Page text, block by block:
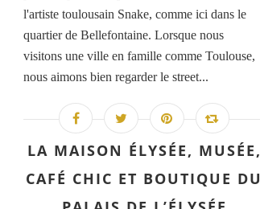
l'artiste toulousain Snake, comme ici dans le
quartier de Bellefontaine. Lorsque nous
visitons une ville en famille comme Toulouse,
nous aimons bien regarder le street...
LA MAISON ÉLYSÉE, MUSÉE,
CAFÉ CHIC ET BOUTIQUE DU